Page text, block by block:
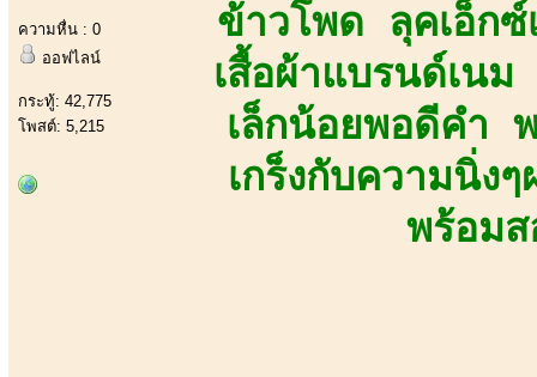
ความหื่น : 0
ออฟไลน์
กระทู้: 42,775
โพสต์: 5,215
ข้าวโพด ลุคเอ็ก
เสื้อผ้าแบรนด์เน
เล็กน้อยพอดีคำ
เกร็งกับความนิ่ง
พร้อม